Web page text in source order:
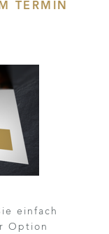
TERMIN
einfach
Option